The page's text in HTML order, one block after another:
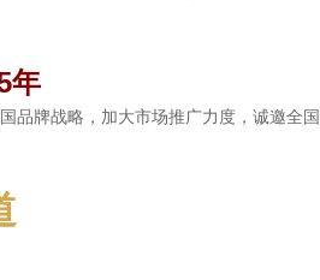
年
品牌战略，加大市场推广力度，诚邀全